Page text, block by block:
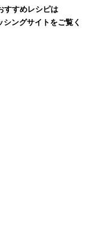
すすめレシピは
ングサイトをご覧く